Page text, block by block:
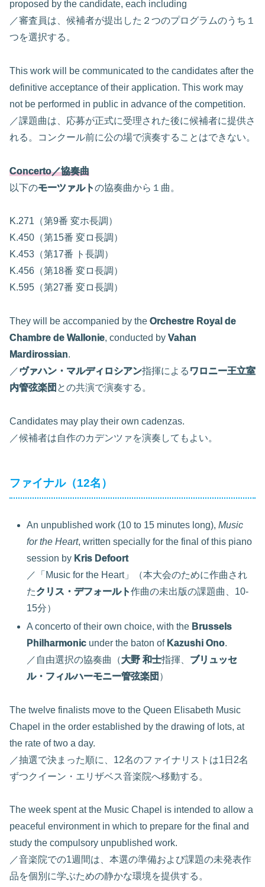
proposed by the candidate, each including
／審査員は、候補者が提出した２つのプログラムのうち１
つを選択する。
This work will be communicated to the candidates after the
definitive acceptance of their application. This work may
not be performed in public in advance of the competition.
／課題曲は、応募が正式に受理された後に候補者に提供さ
れる。コンクール前に公の場で演奏することはできない。
Concerto／協奏曲
以下のモーツァルトの協奏曲から１曲。
K.271（第9番 変ホ長調）
K.450（第15番 変ロ長調）
K.453（第17番 ト長調）
K.456（第18番 変ロ長調）
K.595（第27番 変ロ長調）
They will be accompanied by the Orchestre Royal de
Chambre de Wallonie, conducted by Vahan
Mardirossian.
／ヴァハン・マルディロシアン指揮による ワロニー王立室
内管弦楽団 との共演で演奏する。
Candidates may play their own cadenzas.
／候補者は自作のカデンツァを演奏してもよい。
ファイナル（12名）
An unpublished work (10 to 15 minutes long),Music
for the Heart, written specially for the final of this piano
session by Kris Defoort
／「Music for the Heart」（本大会のために作曲され
たクリス・デフォールト作曲の未出版の課題曲、10-
15分）
A concerto of their own choice, with the Brussels
Philharmonic under the baton of Kazushi Ono.
／自由選択の協奏曲（大野 和士指揮、 ブリュッセ
ル・フィルハーモニー管弦楽団 ）
The twelve finalists move to the Queen Elisabeth Music
Chapel in the order established by the drawing of lots, at
the rate of two a day.
／抽選で決まった順に、12名のファイナリストは1日2名
ずつクイーン・エリザベス音楽院へ移動する。
The week spent at the Music Chapel is intended to allow a
peaceful environment in which to prepare for the final and
study the compulsory unpublished work.
／音楽院での1週間は、本選の準備および課題の未発表作
品を個別に学ぶための静かな環境を提供する。